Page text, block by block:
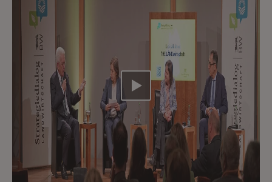
Video abspielen